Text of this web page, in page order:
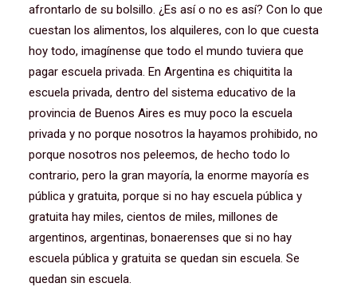
afrontarlo de su bolsillo. ¿Es así o no es así? Con lo que
cuestan los alimentos, los alquileres, con lo que cuesta
hoy todo, imagínense que todo el mundo tuviera que
pagar escuela privada. En Argentina es chiquitita la
escuela privada, dentro del sistema educativo de la
provincia de Buenos Aires es muy poco la escuela
privada y no porque nosotros la hayamos prohibido, no
porque nosotros nos peleemos, de hecho todo lo
contrario, pero la gran mayoría, la enorme mayoría es
pública y gratuita, porque si no hay escuela pública y
gratuita hay miles, cientos de miles, millones de
argentinos, argentinas, bonaerenses que si no hay
escuela pública y gratuita se quedan sin escuela. Se
quedan sin escuela.